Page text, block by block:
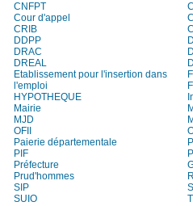
CNFPT
Cour d'appel
CRIB
DDPP
DRAC
DREAL
Etablissement pour l'insertion dans
l'emploi
HYPOTHEQUE
Mairie
MJD
OFII
Paierie départementale
PIF
Préfecture
Prud'hommes
SIP
SUIO